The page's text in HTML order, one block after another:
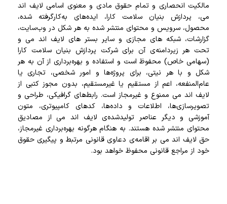
مالکیت انحصاری و تمام حقوق مادی و معنوی اسامی لایف اند
می، پردازش بنیان سلامت کارا، ایده‌های به‌کارگرفته شده،
محصول، سرویس و محتوای منتشر شده به هر شکل در وب‌سایت،
گزارشات، شبکه های مجازی و سایر بستر های لایف اند می و
تحت هر زیردامنه‌ی آن برای شرکت پردازش بنیان سلامت کارا
(سهامی خاص) محفوظ است و استفاده و بهره‌برداری از آن به هر
شکل و با هر نیتی، برای پروژه‌ها و امور شخصی، تجاری یا
عام‌المنفعه، اعم از مستقیم یا غیرمستقیم، بدون مجوز کتبی از
لایف اند می ممنوع و غیرمجاز است. رابط‌های گرافیکی، طراحی و
تصویرسازی‌ها، اطلاعات و داده‌ها، کدهای کامپیوتری، متون
آموزشی و دیگر عناصر تولیدشده‌ی لایف اند می از مصادیق
محتوای منتشر شده هستند. به هنگام هرگونه بهره‌برداری غیرمجاز،
حق لایف اند می بر اقامه‌ی دعاوی قانونی مرتبط و پیگیری حقوق
خود از مراجع قانونی محفوظ خواهد بود.